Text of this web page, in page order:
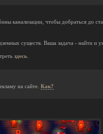
канализации, чтобы добраться до
существ. Ваша задача - найти и
здесь
на сайте. Как?